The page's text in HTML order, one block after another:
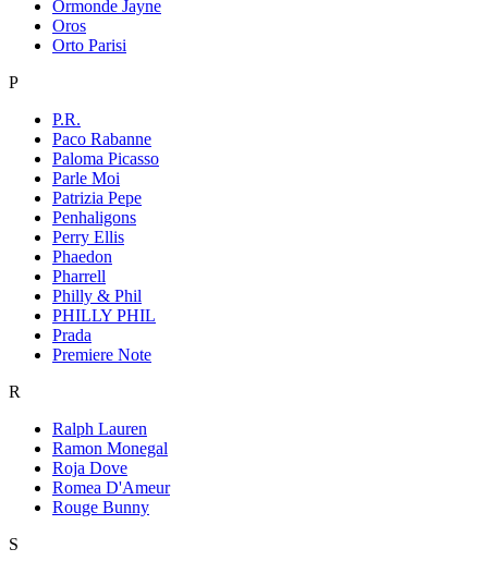
Ormonde Jayne
Oros
Orto Parisi
P
P.R.
Paco Rabanne
Paloma Picasso
Parle Moi
Patrizia Pepe
Penhaligons
Perry Ellis
Phaedon
Pharrell
Philly & Phil
PHILLY PHIL
Prada
Premiere Note
R
Ralph Lauren
Ramon Monegal
Roja Dove
Romea D'Ameur
Rouge Bunny
S